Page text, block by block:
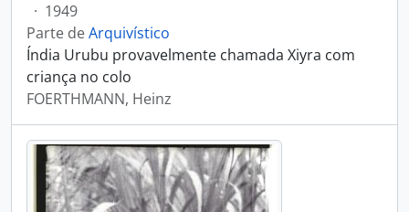
· 1949
Parte deArquivístico
Índia Urubu provavelmente chamada Xiyra com
criança no colo
FOERTHMANN, Heinz